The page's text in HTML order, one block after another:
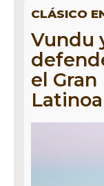
CLÁSICO
Vundu
el